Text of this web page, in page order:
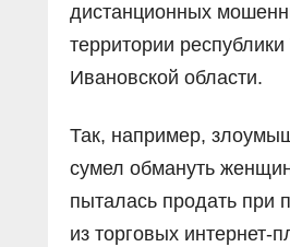
дистанционных
территории республики
Ивановской области.
Так, например,
сумел обмануть
пыталась продать при
из торговых интернет-